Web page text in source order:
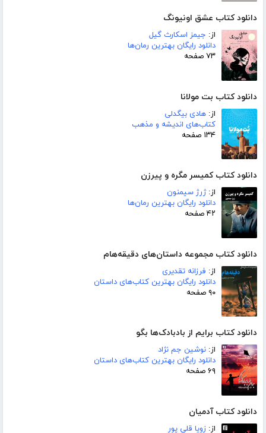
دانلود کتاب عشق اونیونگ
از: جیمز اسکارث گیل
دانلود رایگان بهترین رمان‌ها
۷۳ صفحه
دانلود کتاب بت مولانا
از: هادی بیگدلی
کتاب‌های اندیشه و مذهب
۱۳۴ صفحه
دانلود کتاب کمیسر مگره و پیرزن
از:ژرژ سیمنون
دانلود رایگان بهترین رمان‌ها
۴۲ صفحه
دانلود کتاب مجموعه داستان‌های دقیقه‌هام
از: فرزانه تقدیری
دانلود رایگان بهترین کتاب‌های داستان
۹۰ صفحه
دانلود کتاب برایم از بادبادک‌ها بگو
از: نوشین جم نژاد
دانلود رایگان بهترین کتاب‌های داستان
۶۹ صفحه
دانلود کتاب آدمیان
از: زویا قلی پور